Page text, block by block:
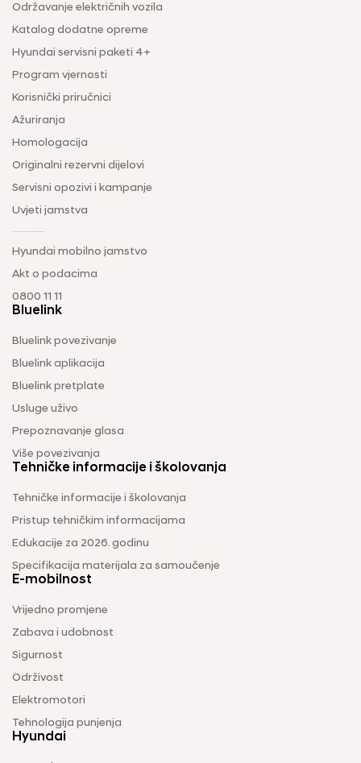
Održavanje električnih vozila
Katalog dodatne opreme
Hyundai servisni paketi 4+
Program vjernosti
Korisnički priručnici
Ažuriranja
Homologacija
Originalni rezervni dijelovi
Servisni opozivi i kampanje
Uvjeti jamstva
Hyundai mobilno jamstvo
Akt o podacima
0800 11 11
Bluelink
Bluelink povezivanje
Bluelink aplikacija
Bluelink pretplate
Usluge uživo
Prepoznavanje glasa
Više povezivanja
Tehničke informacije i školovanja
Tehničke informacije i školovanja
Pristup tehničkim informacijama
Edukacije za 2026. godinu
Specifikacija materijala za samoučenje
E-mobilnost
Vrijedno promjene
Zabava i udobnost
Sigurnost
Održivost
Elektromotori
Tehnologija punjenja
Hyundai